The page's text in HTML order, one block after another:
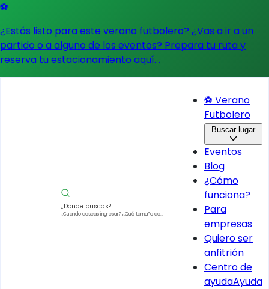
⚽
¿Estás listo para este verano futbolero? ¿Vas a ir a un
partido o a alguno de los eventos? Prepara tu ruta y
reserva tu estacionamiento aquí. .
¿Donde buscas?
¿Cuando deseas ingresar?¿Qué tamaño de
⚽ Verano
Futbolero
Buscar lugar
Eventos
Blog
¿Cómo
funciona?
Para
empresas
Quiero ser
anfitrión
Centro de
ayudaAyuda